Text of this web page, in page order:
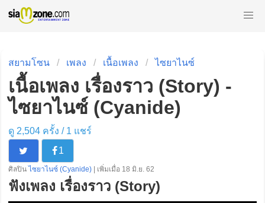
สยามโซน เพลง เนื้อเพลง ไซยาไนซ์
เนื้อเพลง เรื่องราว (Story) -
ไซยาไนซ์ (Cyanide)
ดู 2,504 ครั้ง / 1 แชร์
1
ศิลปิน ไซยาไนซ์ (Cyanide) | เพิ่มเมื่อ 18 มิ.ย. 62
ฟังเพลง เรื่องราว (Story)